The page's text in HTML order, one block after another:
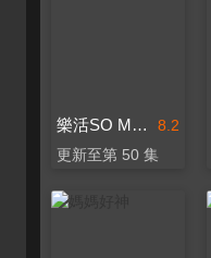
8.2
樂活SO MUCH
更新至第 50 集